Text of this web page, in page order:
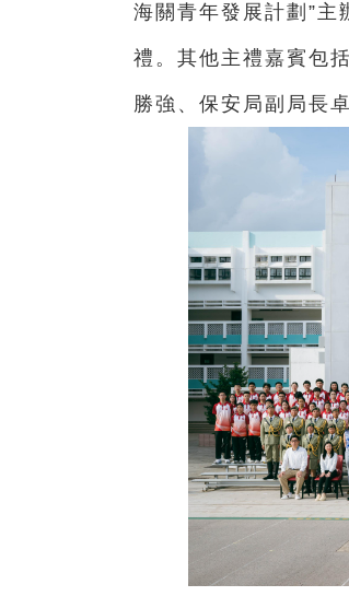
海關青年發展計劃”
禮。其他主禮嘉賓包
勝強、保安局副局長